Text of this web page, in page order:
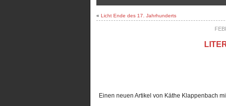
« Licht Ende des 17. Jahrhunderts
Einen neuen Artikel von Käthe Klappenbach